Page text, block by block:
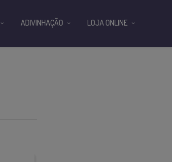
ADIVINHAÇÃO LOJA ONLINE